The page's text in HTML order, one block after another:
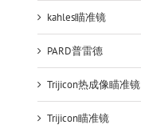
kahles瞄准镜
PARD普雷德
Trijicon热成像瞄准镜
Trijicon瞄准镜